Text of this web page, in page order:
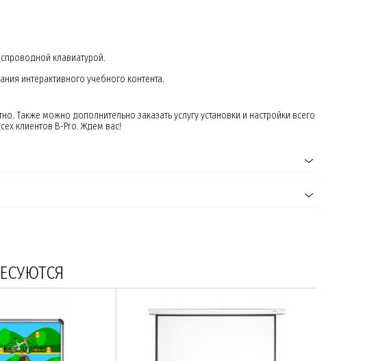
клавиатурой.
интерактивного учебного контента.
Также можно дополнительно заказать услугу установки и настройки всего
клиентов B-Pro. Ждем вас!